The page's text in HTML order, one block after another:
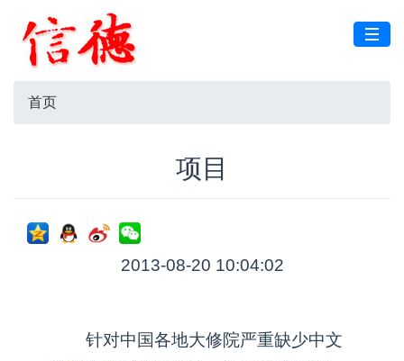
首页
项目
2013-08-20 10:04:02
针对中国各地大修院严重缺少中文